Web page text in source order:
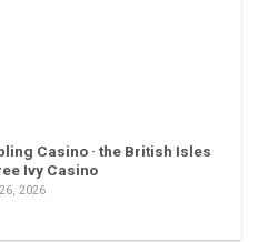
Casino · the British Isles
Ivy Casino
2026